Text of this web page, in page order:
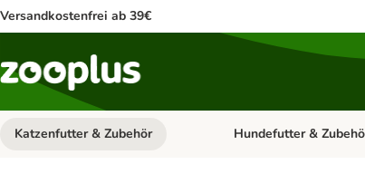
Versandkostenfrei ab 39€
Katzenfutter & Zubehör Kategorie-Menü öffnen:
Hundefutter &